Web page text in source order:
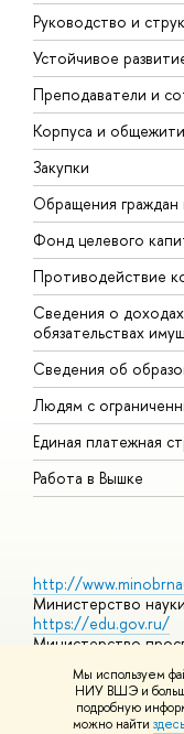
Мы используем
НИУ ВШЭ и
подробную
можно найти здесь
Руководство и
Устойчивое
Преподаватели и
Корпуса и
Закупки
Обращения
Фонд целевого
Противодействие
Сведения о
обязательствах
Сведения об
Людям с
Единая платежная
Работа в Вышке
http://
Министерство
https://edu.gov.ru/
Министерство
https://
Массовые